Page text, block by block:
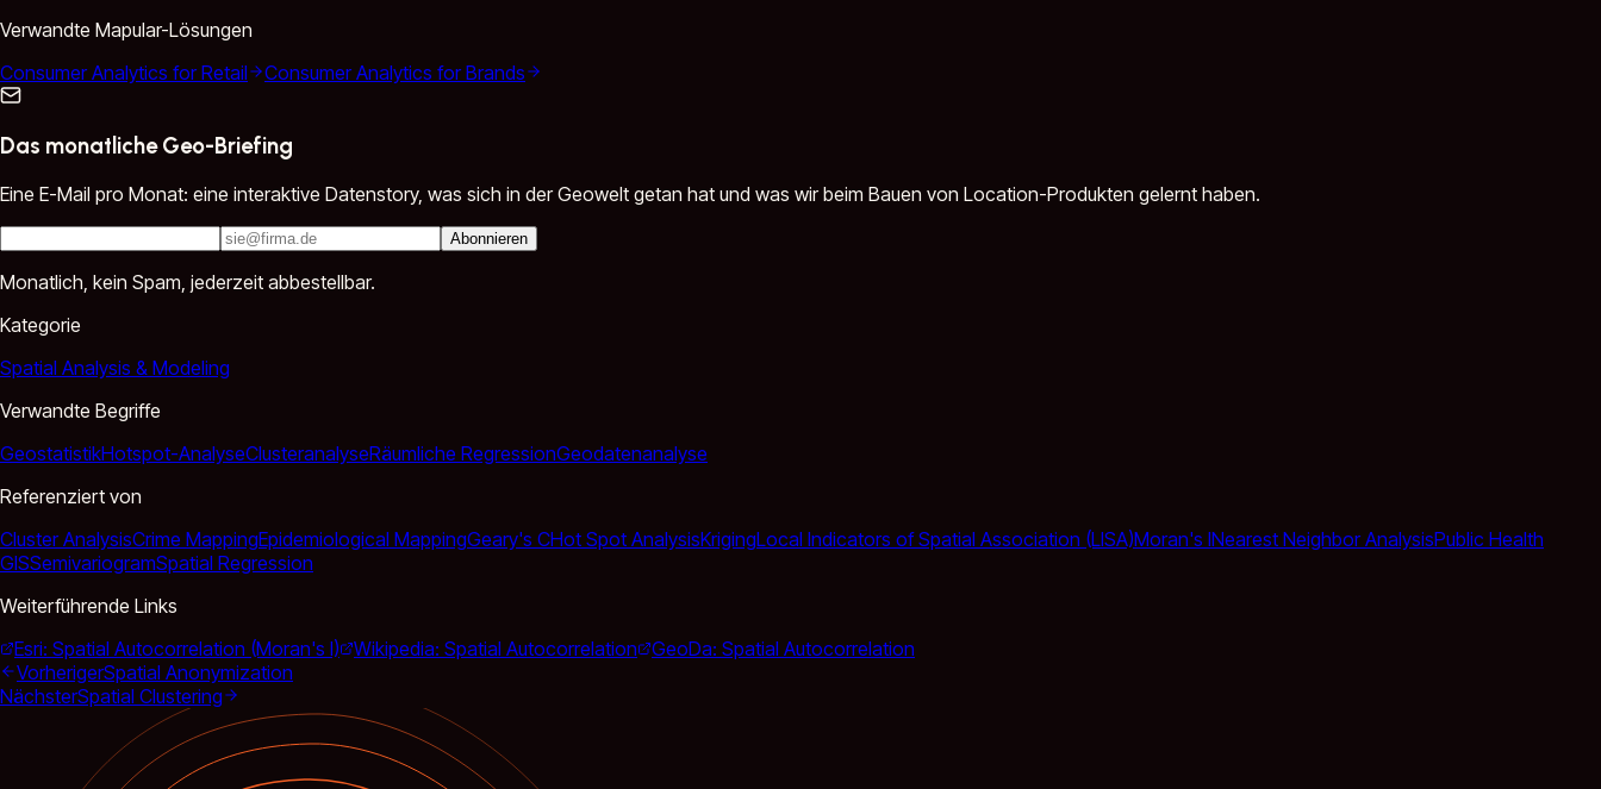
Verwandte Mapular-Lösungen
Consumer Analytics for Retail
Consumer Analytics for Brands
Das monatliche Geo-Briefing
Eine E-Mail pro Monat: eine interaktive Datenstory, was sich in der Geowelt getan hat und was wir beim Bauen von Location-Produkten gelernt haben.
Abonnieren
Monatlich, kein Spam, jederzeit abbestellbar.
Kategorie
Spatial Analysis & Modeling
Verwandte Begriffe
GeostatistikHotspot-AnalyseClusteranalyseRäumliche RegressionGeodatenanalyse
Referenziert von
Cluster AnalysisCrime MappingEpidemiological MappingGeary's CHot Spot AnalysisKrigingLocal Indicators of Spatial Association (LISA)Moran's INearest Neighbor AnalysisPublic Health
GISSemivariogramSpatial Regression
Weiterführende Links
Esri: Spatial Autocorrelation (Moran's I)
Wikipedia: Spatial Autocorrelation
GeoDa: Spatial Autocorrelation
VorherigerSpatial Anonymization
NächsterSpatial Clustering